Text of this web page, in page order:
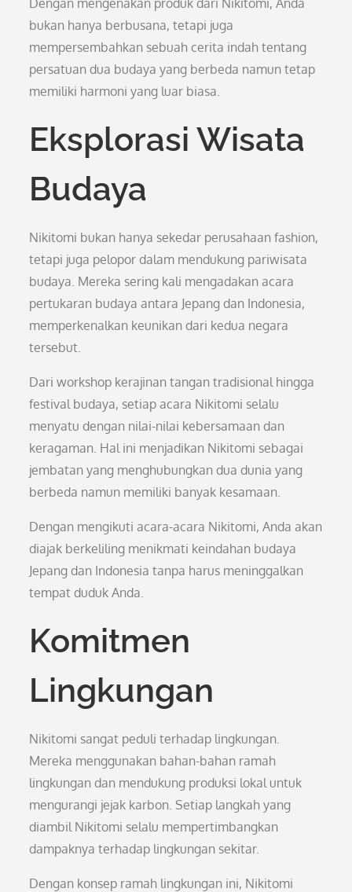
Dengan mengenakan produk dari Nikitomi, Anda
bukan hanya berbusana, tetapi juga
mempersembahkan sebuah cerita indah tentang
persatuan dua budaya yang berbeda namun tetap
memiliki harmoni yang luar biasa.
Eksplorasi Wisata
Budaya
Nikitomi bukan hanya sekedar perusahaan fashion,
tetapi juga pelopor dalam mendukung pariwisata
budaya. Mereka sering kali mengadakan acara
pertukaran budaya antara Jepang dan Indonesia,
memperkenalkan keunikan dari kedua negara
tersebut.
Dari workshop kerajinan tangan tradisional hingga
festival budaya, setiap acara Nikitomi selalu
menyatu dengan nilai-nilai kebersamaan dan
keragaman. Hal ini menjadikan Nikitomi sebagai
jembatan yang menghubungkan dua dunia yang
berbeda namun memiliki banyak kesamaan.
Dengan mengikuti acara-acara Nikitomi, Anda akan
diajak berkeliling menikmati keindahan budaya
Jepang dan Indonesia tanpa harus meninggalkan
tempat duduk Anda.
Komitmen
Lingkungan
Nikitomi sangat peduli terhadap lingkungan.
Mereka menggunakan bahan-bahan ramah
lingkungan dan mendukung produksi lokal untuk
mengurangi jejak karbon. Setiap langkah yang
diambil Nikitomi selalu mempertimbangkan
dampaknya terhadap lingkungan sekitar.
Dengan konsep ramah lingkungan ini, Nikitomi